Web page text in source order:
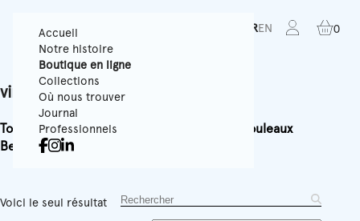
Accueil
Notre histoire
Boutique en ligne
Collections
Où nous trouver
Journal
Professionnels
FREN 0
vintage
Tous Papiers Peints Texturés
Rouleaux
Best-sellersAccessoires
Voici le seul résultat